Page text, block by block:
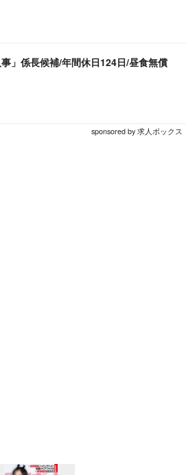
」係長候補/年間休日124日/昼食無償
sponsored by 求人ボックス